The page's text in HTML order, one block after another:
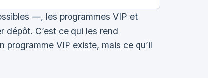
—, les programmes VIP et
dépôt. C’est ce qui les rend
programme VIP existe, mais ce qu’il